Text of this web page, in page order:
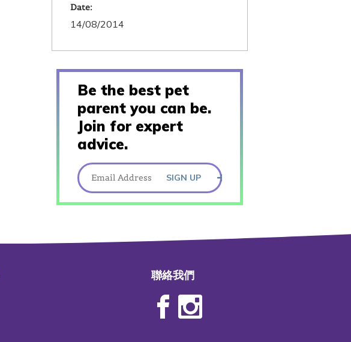
Date:
14/08/2014
Be the best pet
parent you can be.
Join for expert
advice.
SIGN UP
聯絡我們